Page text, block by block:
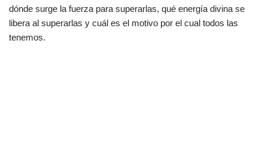
dónde surge la fuerza para superarlas, qué energía divina se
libera al superarlas y cuál es el motivo por el cual todos las
tenemos.